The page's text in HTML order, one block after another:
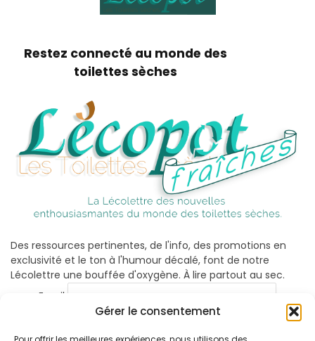
Gérer le consentement
Restez connecté au monde des
toilettes sèches
Des ressources pertinentes, de l'info, des promotions en
exclusivité et le ton à l'humour décalé, font de notre
Lécolettre une bouffée d'oxygène. À lire partout au sec.
Email